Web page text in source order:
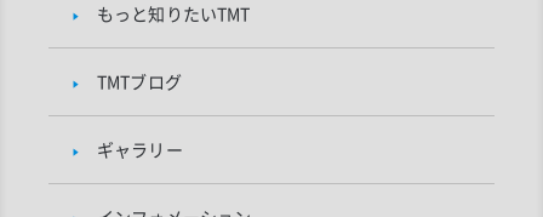
もっと知りたいTMT
TMTブログ
ギャラリー